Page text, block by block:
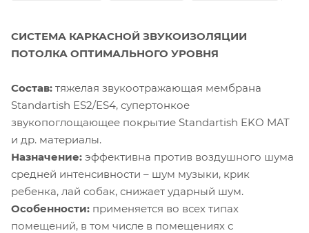
СИСТЕМА КАРКАСНОЙ ЗВУКОИЗОЛЯЦИИ
ПОТОЛКА ОПТИМАЛЬНОГО УРОВНЯ
Состав: тяжелая звукоотражающая мембрана
Standartish ES2/ES4, супертонкое
звукопоглощающее покрытие Standartish EKO MAT
и др. материалы.
Назначение: эффективна против воздушного шума
средней интенсивности – шум музыки, крик
ребенка, лай собак, снижает ударный шум.
Особенности: применяется во всех типах
помещений, в том числе в помещениях с